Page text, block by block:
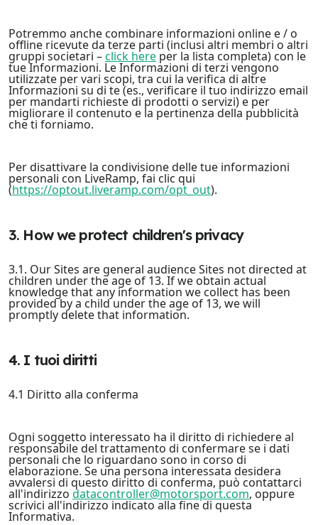
Potremmo anche combinare informazioni online e / o
offline ricevute da terze parti (inclusi altri membri o altri
gruppi societari –click here per la lista completa) con le
tue Informazioni. Le Informazioni di terzi vengono
utilizzate per vari scopi, tra cui la verifica di altre
Informazioni su di te (es., verificare il tuo indirizzo email
per mandarti richieste di prodotti o servizi) e per
migliorare il contenuto e la pertinenza della pubblicità
che ti forniamo.
Per disattivare la condivisione delle tue informazioni
personali con LiveRamp, fai clic qui
(https://optout.liveramp.com/opt_out).
3. How we protect children's privacy
3.1. Our Sites are general audience Sites not directed at
children under the age of 13. If we obtain actual
knowledge that any information we collect has been
provided by a child under the age of 13, we will
promptly delete that information.
4. I tuoi diritti
4.1 Diritto alla conferma
Ogni soggetto interessato ha il diritto di richiedere al
responsabile del trattamento di confermare se i dati
personali che lo riguardano sono in corso di
elaborazione. Se una persona interessata desidera
avvalersi di questo diritto di conferma, può contattarci
all'indirizzo datacontroller@motorsport.com, oppure
scrivici all'indirizzo indicato alla fine di questa
Informativa.